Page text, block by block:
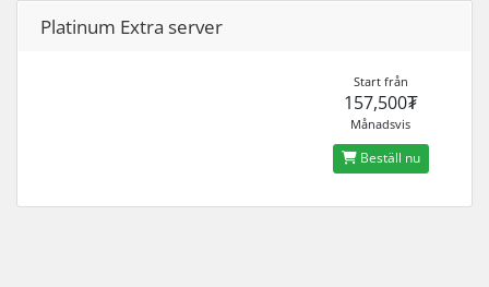
Platinum Extra server
Start från
157,500₮
Månadsvis
Beställ nu